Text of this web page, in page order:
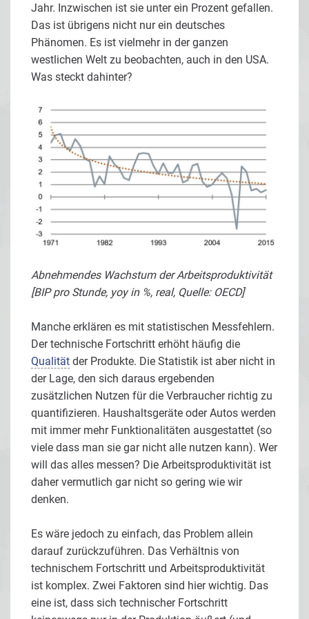
Jahr. Inzwischen ist sie unter ein Prozent gefallen.
Das ist übrigens nicht nur ein deutsches
Phänomen. Es ist vielmehr in der ganzen
westlichen Welt zu beobachten, auch in den USA.
Was steckt dahinter?
Abnehmendes Wachstum der Arbeitsproduktivität
[BIP pro Stunde, yoy in %, real, Quelle: OECD]
Manche erklären es mit statistischen Messfehlern.
Der technische Fortschritt erhöht häufig die
Qualität der Produkte. Die Statistik ist aber nicht in
der Lage, den sich daraus ergebenden
zusätzlichen Nutzen für die Verbraucher richtig zu
quantifizieren. Haushaltsgeräte oder Autos werden
mit immer mehr Funktionalitäten ausgestattet (so
viele dass man sie gar nicht alle nutzen kann). Wer
will das alles messen? Die Arbeitsproduktivität ist
daher vermutlich gar nicht so gering wie wir
denken.
Es wäre jedoch zu einfach, das Problem allein
darauf zurückzuführen. Das Verhältnis von
technischem Fortschritt und Arbeitsproduktivität
ist komplex. Zwei Faktoren sind hier wichtig. Das
eine ist, dass sich technischer Fortschritt